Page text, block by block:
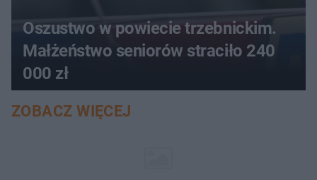
Oszustwo w powiecie trzebnickim.
Małżeństwo seniorów straciło 240
000 zł
ZOBACZ WIĘCEJ